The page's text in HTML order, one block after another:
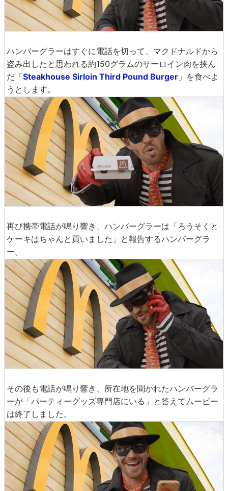
ハンバーグラーはすぐに電話を切って、マクドナルドから
盗み出したと思われる約150グラムのサーロイン肉を挟ん
だ「Steakhouse Sirloin Third Pound Burger 」を食べよ
うとします。
再び携帯電話が鳴り響き、ハンバーグラーは「ろうそくと
ケーキはちゃんと買いました」と報告するハンバーグラ
ー。
その後も電話が鳴り響き、所在地を聞かれたハンバーグラ
ーが「パーティーグッズ専門店にいる」と答えてムービー
は終了しました。